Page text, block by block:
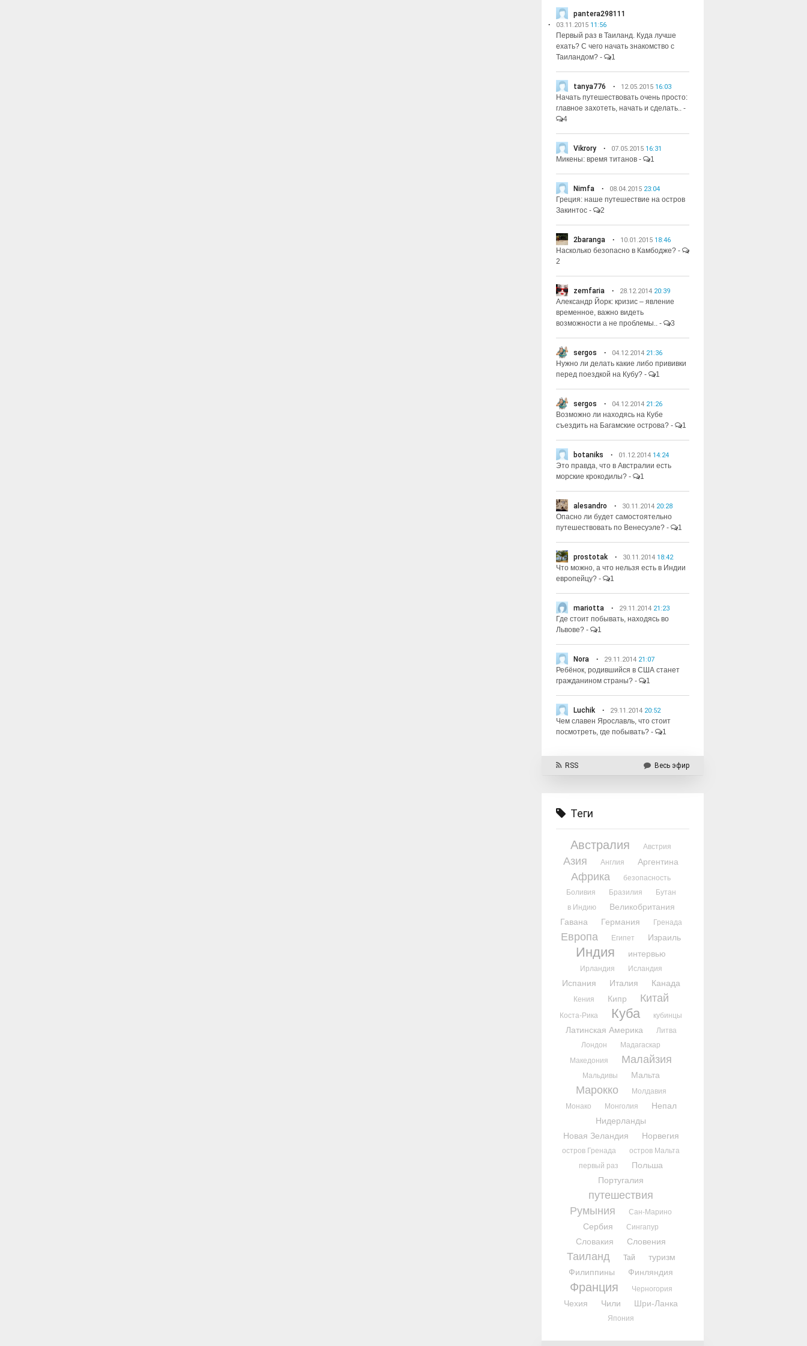
pantera298111
03.11.2015 11:56
Первый раз в Таиланд. Куда лучше
ехать? С чего начать знакомство с
Таиландом? - 1
tanya776 12.05.2015 16:03
Начать путешествовать очень просто:
главное захотеть, начать и сделать.. -
4
Vikrory 07.05.2015 16:31
Микены: время титанов - 1
Nimfa 08.04.2015 23:04
Греция: наше путешествие на остров
Закинтос - 2
2baranga 10.01.2015 18:46
Насколько безопасно в Камбодже? -
2
zemfaria 28.12.2014 20:39
Александр Йорк: кризис – явление
временное, важно видеть
возможности а не проблемы.. - 3
sergos 04.12.2014 21:36
Нужно ли делать какие либо прививки
перед поездкой на Кубу? - 1
sergos 04.12.2014 21:26
Возможно ли находясь на Кубе
съездить на Багамские острова? - 1
botaniks 01.12.2014 14:24
Это правда, что в Австралии есть
морские крокодилы? - 1
alesandro 30.11.2014 20:28
Опасно ли будет самостоятельно
путешествовать по Венесуэле? - 1
prostotak 30.11.2014 18:42
Что можно, а что нельзя есть в Индии
европейцу? - 1
mariotta 29.11.2014 21:23
Где стоит побывать, находясь во
Львове? - 1
Nora 29.11.2014 21:07
Ребёнок, родившийся в США станет
гражданином страны? - 1
Luchik 29.11.2014 20:52
Чем славен Ярославль, что стоит
посмотреть, где побывать? - 1
RSS Весь эфир
Теги
Австралия Австрия
Азия Англия Аргентина
Африка
безопасность
Боливия
Бразилия
Бутан
в Индию
Великобритания
Гавана
Германия Гренада
Европа Египет Израиль
Индия интервью
Ирландия Исландия
Испания Италия Канада
Кения Кипр Китай
Коста-Рика Куба кубинцы
Латинская Америка
Литва
Лондон
Мадагаскар
Македония
Малайзия
Мальдивы Мальта
Марокко
Молдавия
Монако
Монголия
Непал
Нидерланды
Новая Зеландия
Норвегия
остров Гренада
остров Мальта
первый раз
Польша
Португалия
путешествия
Румыния
Сан-Марино
Сербия Сингапур
Словакия Словения
Таиланд Тай
туризм
Филиппины
Финляндия
Франция Черногория
Чехия Чили Шри-Ланка
Япония